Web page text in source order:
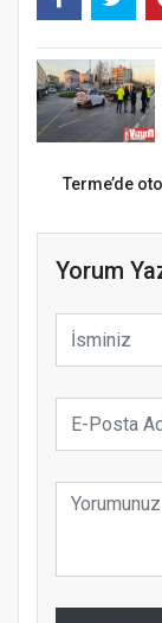
Terme’de
Yorum